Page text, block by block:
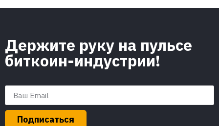
Держите руку на пульсе
биткоин-индустрии!
Подписаться